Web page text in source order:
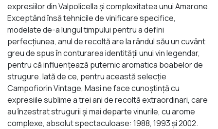
expresiilor din Valpolicella şi complexitatea unui Amarone.
Exceptând însă tehnicile de vinificare specifice,
modelate de-a lungul timpului pentru a defini
perfecţiunea, anul de recoltă are la rândul său un cuvânt
greu de spus în conturarea identităţii unui vin legendar,
pentru că influenţează puternic aromatica boabelor de
strugure. Iată de ce, pentru această selecţie
Campofiorin Vintage, Masi ne face cunoştinţă cu
expresiile sublime a trei ani de recoltă extraordinari, care
au înzestrat strugurii şi mai departe vinurile, cu arome
complexe, absolut spectaculoase: 1988, 1993 şi 2002.